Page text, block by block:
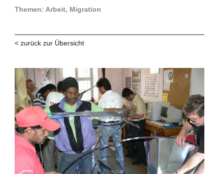
Themen: Arbeit, Migration
< zurück zur Übersicht